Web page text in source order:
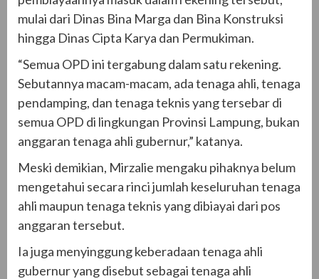
mulai dari Dinas Bina Marga dan Bina Konstruksi
hingga Dinas Cipta Karya dan Permukiman.
“Semua OPD ini tergabung dalam satu rekening.
Sebutannya macam-macam, ada tenaga ahli, tenaga
pendamping, dan tenaga teknis yang tersebar di
semua OPD di lingkungan Provinsi Lampung, bukan
anggaran tenaga ahli gubernur,” katanya.
Meski demikian, Mirzalie mengaku pihaknya belum
mengetahui secara rinci jumlah keseluruhan tenaga
ahli maupun tenaga teknis yang dibiayai dari pos
anggaran tersebut.
Ia juga menyinggung keberadaan tenaga ahli
gubernur yang disebut sebagai tenaga ahli